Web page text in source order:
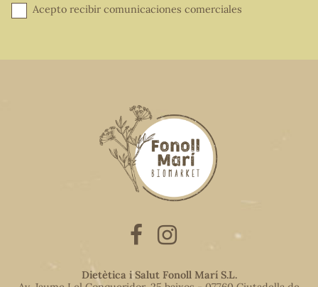
Acepto recibir comunicaciones comerciales
Dietètica i Salut Fonoll Marí S.L.